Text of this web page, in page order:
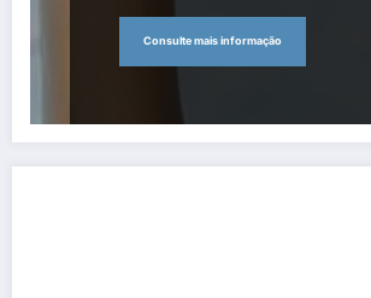
Consulte mais informação